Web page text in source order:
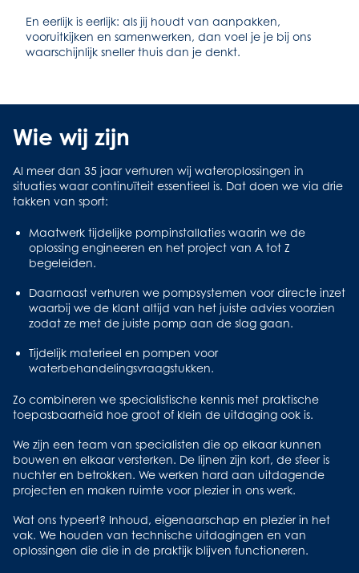
En eerlijk is eerlijk: als jij houdt van aanpakken,
vooruitkijken en samenwerken, dan voel je je bij ons
waarschijnlijk sneller thuis dan je denkt.
Wie wij zijn
Al meer dan 35 jaar verhuren wij wateroplossingen in
situaties waar continuïteit essentieel is. Dat doen we via drie
takken van sport:
Maatwerk tijdelijke pompinstallaties waarin we de
oplossing engineeren en het project van A tot Z
begeleiden.
Daarnaast verhuren we pompsystemen voor directe inzet
waarbij we de klant altijd van het juiste advies voorzien
zodat ze met de juiste pomp aan de slag gaan.
Tijdelijk materieel en pompen voor
waterbehandelingsvraagstukken.
Zo combineren we specialistische kennis met praktische
toepasbaarheid hoe groot of klein de uitdaging ook is.
We zijn een team van specialisten die op elkaar kunnen
bouwen en elkaar versterken. De lijnen zijn kort, de sfeer is
nuchter en betrokken. We werken hard aan uitdagende
projecten en maken ruimte voor plezier in ons werk.
Wat ons typeert? Inhoud, eigenaarschap en plezier in het
vak. We houden van technische uitdagingen en van
oplossingen die die in de praktijk blijven functioneren.
Hoe wij werken
Bij Vanderkamp werken mensen die begrijpen wat er
technisch en operationeel speelt, en die samen
verantwoordelijk zijn voor goede en veilige oplossingen.
Veiligheid, kwaliteit en de impact op het milieu zijn geen
losse onderwerpen, maar vanzelfsprekende onderdelen van
elke oplossing die we realiseren. We doen ons werk met
focus op veiligheid, ondersteund door onze
veiligheidsambassadeurs die collega’s helpen om bewust
en veilig te werken.
We werken doordacht, ook in kritische situaties. We denken
vooruit, zijn goed voorbereid en nemen
inbedrijfstelling en beheer. Daarbij zorgen we voor een
werkomgeving waariniedereen veilig thuis komt.
Samenwerking bij Vanderkamp is gebaseerd op
vakmanschap enwederzijds vertrouwen. We werken met
elkaar en met klanten op basis van gelijkwaardigheid en
effectieve communicatie.
Kennis wordt gedeeld, ideeën krijgen ruimte en
vraagstukken worden samen opgelost. Sterke oplossingen
ontstaan wanneer expertise en ervaring samenkomen, altijd
Werken met een glimlach
Werken bij Vanderkamp betekent verantwoordelijkheid
nemen voor het geheel. Je krijgt de ruimte om mee te
denken, beslissingen te nemen en je expertise in te zetten
Werk waar je trots op kunt zijn.
Wat je bij ons vindt:
- Inhoudelijke zeggenschap over je werk
- Werken aan tijdelijke verhuur van wateroplossingen met
blijvende impact
- Veiligheid en kwaliteit als vaste basis
- Ruimte om je verder te ontwikkelen in je vak, door te
Quote Arjan:“We werken in een klein hecht team we zijn
het!”
Bij Vanderkamp investeren we in vakmanschap. Dat doen
we door te leren in de praktijk, kennis te delen en